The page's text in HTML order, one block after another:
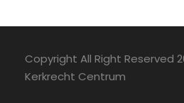
Copyright All Right Reserved
Kerkrecht Centrum